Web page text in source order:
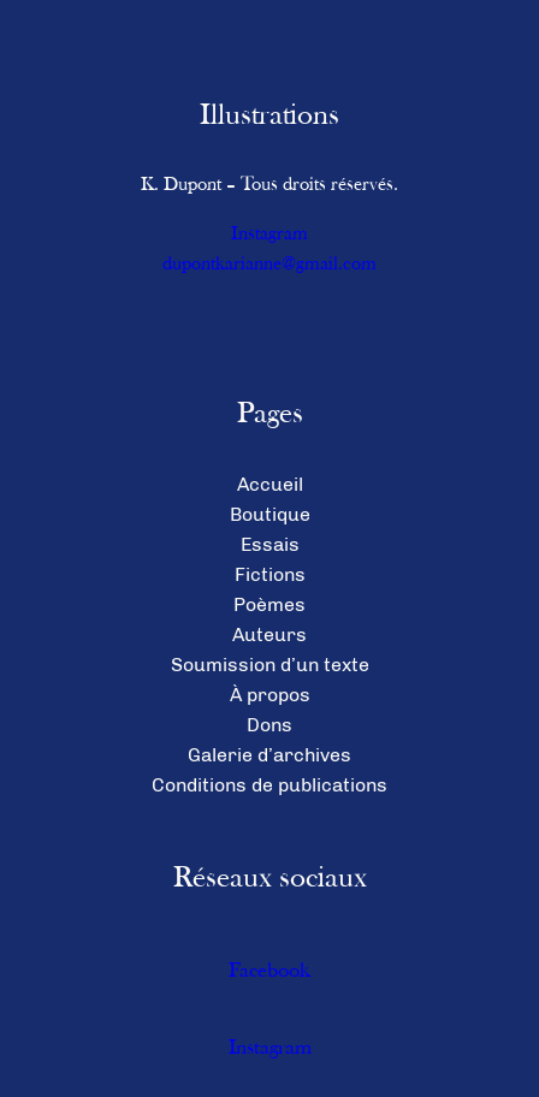
Illustrations
K. Dupont – Tous droits réservés.
Instagram
dupontkarianne@gmail.com
Pages
Accueil
Boutique
Essais
Fictions
Poèmes
Auteurs
Soumission d’un texte
À propos
Dons
Galerie d’archives
Conditions de publications
Réseaux sociaux
Facebook
Instagram